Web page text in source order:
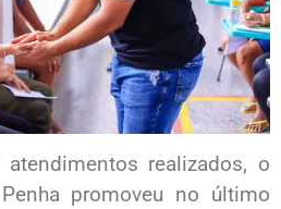
realizados, o
promoveu no último